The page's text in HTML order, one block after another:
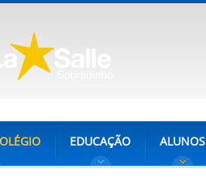
EDUCAÇÃO ALUNOS